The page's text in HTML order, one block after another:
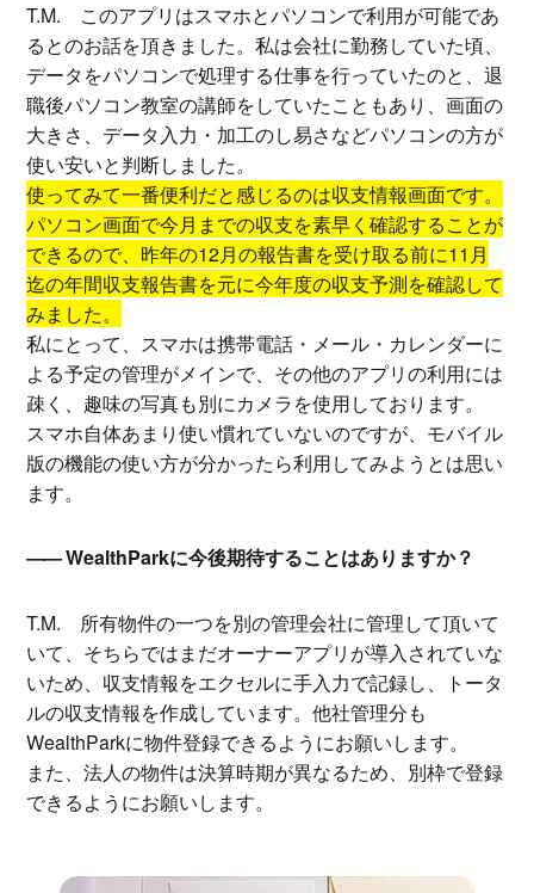
T.M. このアプリはスマホとパソコンで利用が可能であ
るとのお話を頂きました。私は会社に勤務していた頃、
データをパソコンで処理する仕事を行っていたのと、退
職後パソコン教室の講師をしていたこともあり、画面の
大きさ、データ入力・加工のし易さなどパソコンの方が
使い安いと判断しました。
使ってみて一番便利だと感じるのは収支情報画面です。
パソコン画面で今月までの収支を素早く確認することが
できるので、昨年の12月の報告書を受け取る前に11月
迄の年間収支報告書を元に今年度の収支予測を確認して
みました。
私にとって、スマホは携帯電話・メール・カレンダーに
よる予定の管理がメインで、その他のアプリの利用には
疎く、趣味の写真も別にカメラを使用しております。
スマホ自体あまり使い慣れていないのですが、モバイル
版の機能の使い方が分かったら利用してみようとは思い
ます。
WealthParkに今後期待することはありますか？
T.M. 所有物件の一つを別の管理会社に管理して頂いて
いて、そちらではまだオーナーアプリが導入されていな
いため、収支情報をエクセルに手入力で記録し、トータ
ルの収支情報を作成しています。他社管理分も
WealthParkに物件登録できるようにお願いします。
また、法人の物件は決算時期が異なるため、別枠で登録
できるようにお願いします。